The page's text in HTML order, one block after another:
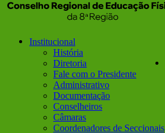
Institucional
História
Diretoria
Fale com o Presidente
Administrativo
Documentação
Conselheiros
Câmaras
Coordenadores de Seccionais